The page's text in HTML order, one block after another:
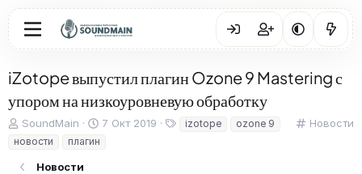
iZotope выпустил плагин Ozone 9 Mastering с
упором на низкоуровневую обработку
К
Новости
А
в
т
о
SoundMain
Д
а
т
7 Окт 2019 izotope
ozone 9
новости
плагин
Новости